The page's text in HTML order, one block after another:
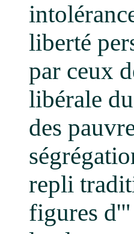
liberté
par ceux
libérale
des
repli
figures